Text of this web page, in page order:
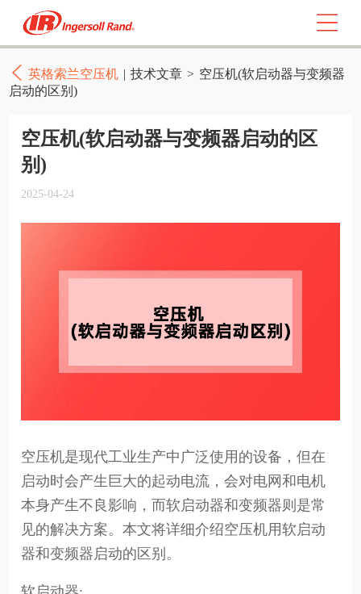
英格索兰空压机 | 技术文章 > 空压机(软启动器与变频器
启动的区别)
空压机(软启动器与变频器启动的区
别)
2025-04-24
空压机是现代工业生产中广泛使用的设备，但在
启动时会产生巨大的起动电流，会对电网和电机
本身产生不良影响，而软启动器和变频器则是常
见的解决方案。本文将详细介绍空压机用软启动
器和变频器启动的区别。